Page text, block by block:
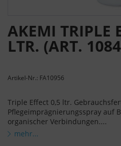
AKEMI TRIPLE
LTR. (ART.
Artikel-Nr.: FA10956
Triple Effect 0,5 ltr.
Pflegeimprägnierungsspray auf
organischer Verbindungen....
mehr...